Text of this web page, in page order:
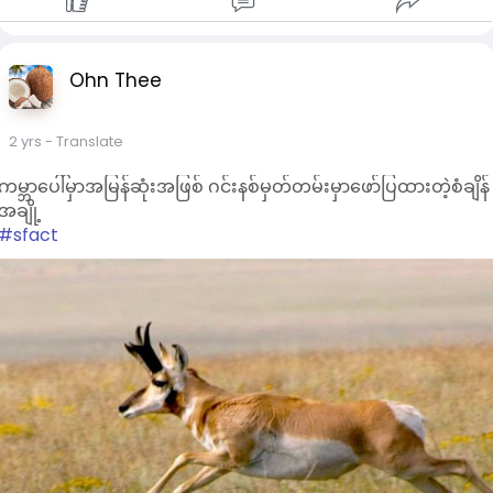
Ohn Thee
2 yrs - Translate
မ္ဘာပေါ်မှာအမြန်ဆုံးအဖြစ် ဂင်းနစ်မှတ်တမ်းမှာဖော်ပြထားတဲ့စံချိန်
ချို့